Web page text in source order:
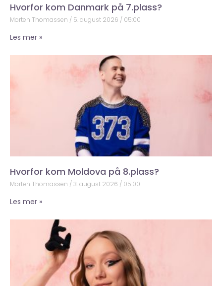
Hvorfor kom Danmark på 7.plass?
Morten Thomassen 5. august 2026 05:00
Les mer »
Hvorfor kom Moldova på 8.plass?
Morten Thomassen 3. august 2026 05:00
Les mer »